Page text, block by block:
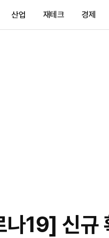
산업 재테크 경제
19] 신규